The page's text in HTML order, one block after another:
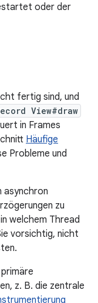
oder der
fertig sind, und
View#draw
in Frames
Häufige
Probleme und
asynchron
zu
welchem Thread
vorsichtig, nicht
z. B. die zentrale